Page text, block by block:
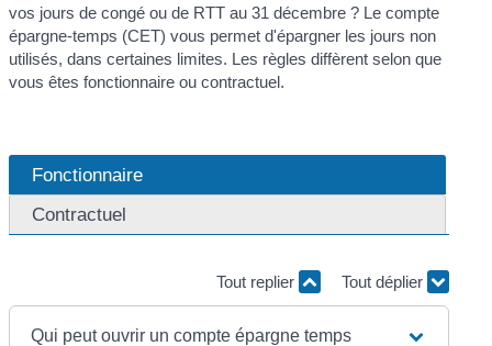
vos jours de congé ou de RTT au 31 décembre ? Le compte
épargne-temps (CET) vous permet d'épargner les jours non
utilisés, dans certaines limites. Les règles diffèrent selon que
vous êtes fonctionnaire ou contractuel.
Fonctionnaire
Contractuel
Tout replier Tout déplier
Qui peut ouvrir un compte épargne temps